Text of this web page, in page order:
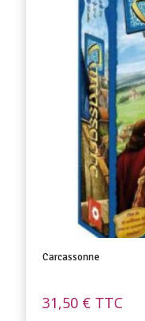
Carcassonne
31,50 € TTC